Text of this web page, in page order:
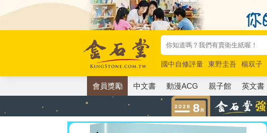
國中自修評量 東野圭吾 楊双子
唯紅花綻放
奧德賽 路邊攤新作
會員獎勵 中文書 動漫ACG 親子館 英文書